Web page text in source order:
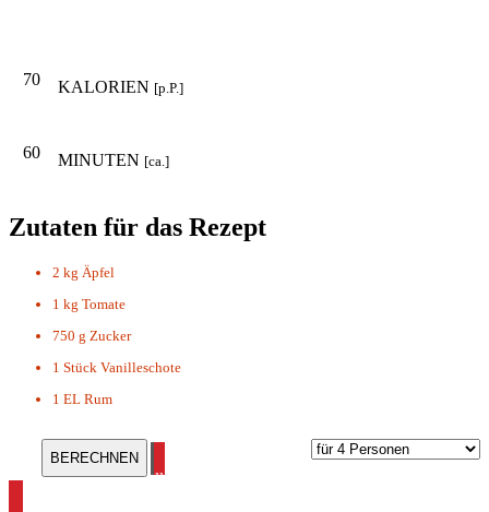
70 KALORIEN [p.P.]
60 MINUTEN [ca.]
Zutaten für das Rezept
2 kg Äpfel
1 kg Tomate
750 g Zucker
1 Stück Vanilleschote
1 EL Rum
alle Marmeladen Rezepte ansehen